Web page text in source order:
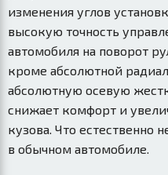
изменения углов
высокую точность
автомобиля на поворот
кроме абсолютной
абсолютную осевую
снижает комфорт и
кузова. Что естественно
в обычном автомобиле.